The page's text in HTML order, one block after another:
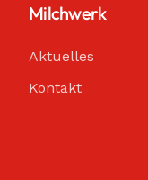
Milchwerk
Aktuelles
Kontakt